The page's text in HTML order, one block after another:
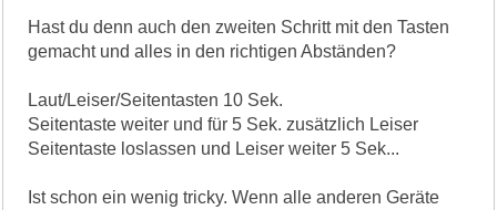
Hast du denn auch den zweiten Schritt mit den Tasten
gemacht und alles in den richtigen Abständen?
Laut/Leiser/Seitentasten 10 Sek.
Seitentaste weiter und für 5 Sek. zusätzlich Leiser
Seitentaste loslassen und Leiser weiter 5 Sek...
Ist schon ein wenig tricky. Wenn alle anderen Geräte